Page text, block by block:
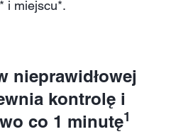
i miejscu*.
nieprawidłowej
kontrolę i
co 1 minutę1